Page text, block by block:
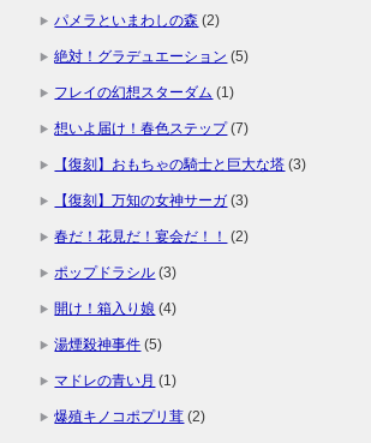
パメラといまわしの森 (2)
絶対！グラデュエーション (5)
フレイの幻想スターダム (1)
想いよ届け！春色ステップ(7)
【復刻】おもちゃの騎士と巨大な塔 (3)
【復刻】万知の女神サーガ (3)
春だ！花見だ！宴会だ！！ (2)
ポップドラシル (3)
開け！箱入り娘 (4)
湯煙殺神事件 (5)
マドレの青い月 (1)
爆殖キノコポプリ茸 (2)